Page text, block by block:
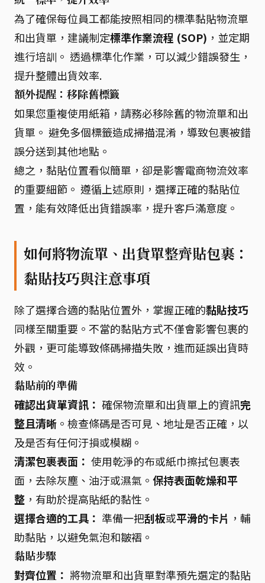
為了確保每位員工都能按照相同的標準黏貼物流單
和出貨單，建議制定標準作業流程 (SOP) ，並定期
進行培訓。 透過標準化作業，可以減少錯誤發生，
提升整體出貨效率.
額外提醒：移除舊標籤
如果您重複使用紙箱，請務必移除舊的物流單和出
貨單。 避免多個標籤造成掃描混淆，導致包裹被錯
誤分送到其他地點。
總之，黏貼位置看似簡單，卻是影響電商物流效率
的重要細節。 遵循上述原則，選擇正確的黏貼位
置，能有效降低出貨錯誤率，提升客戶滿意度。
如何將物流單、出貨單整齊貼包裹：
黏貼技巧與注意事項
除了選擇合適的黏貼位置外，掌握正確的黏貼技巧
同樣至關重要。不當的黏貼方式不僅會影響包裹的
外觀，更可能導致條碼掃描失敗，進而延誤出貨時
效。
黏貼前的準備
確認出貨單資訊： 確保物流單和出貨單上的資訊完
整且清晰 。檢查條碼是否可見、地址是否正確，以
及是否有任何汙損或模糊。
清潔包裹表面： 使用乾淨的布或紙巾擦拭包裹表
面，去除灰塵、油汙或濕氣。 保持表面乾燥和平
整 ，有助於提高貼紙的黏性。
選擇合適的工具： 準備一把刮板或平滑的卡片 ，輔
助黏貼，以避免氣泡和皺褶。
黏貼步驟
對齊位置： 將物流單和出貨單對準預先選定的黏貼